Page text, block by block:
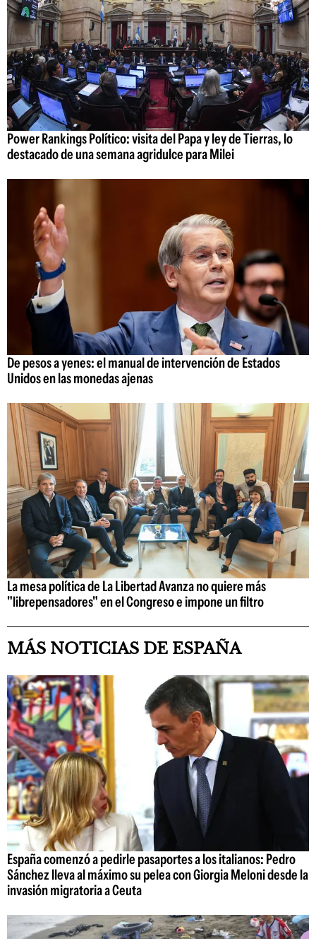
Power Rankings Político: visita del Papa y ley de Tierras, lo
destacado de una semana agridulce para Milei
De pesos a yenes: el manual de intervención de Estados
Unidos en las monedas ajenas
La mesa política de La Libertad Avanza no quiere más
"librepensadores" en el Congreso e impone un filtro
MÁS NOTICIAS DE ESPAÑA
España comenzó a pedirle pasaportes a los italianos: Pedro
Sánchez lleva al máximo su pelea con Giorgia Meloni desde la
invasión migratoria a Ceuta